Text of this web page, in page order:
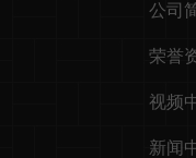
公司
荣誉
视频
新闻